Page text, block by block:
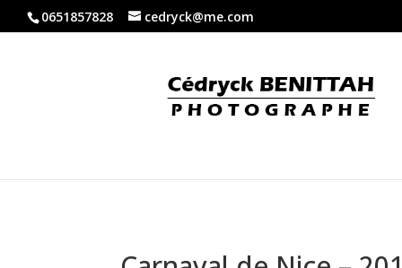
0651857828 cedryck@me.com